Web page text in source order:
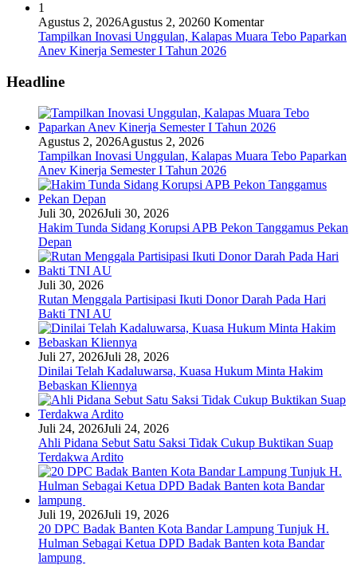
1
Agustus 2, 2026Agustus 2, 20260 Komentar
Tampilkan Inovasi Unggulan, Kalapas Muara Tebo Paparkan
Anev Kinerja Semester I Tahun 2026
Headline
Agustus 2, 2026Agustus 2, 2026
Tampilkan Inovasi Unggulan, Kalapas Muara Tebo Paparkan
Anev Kinerja Semester I Tahun 2026
Juli 30, 2026Juli 30, 2026
Hakim Tunda Sidang Korupsi APB Pekon Tanggamus Pekan
Depan
Juli 30, 2026
Rutan Menggala Partisipasi Ikuti Donor Darah Pada Hari
Bakti TNI AU
Juli 27, 2026Juli 28, 2026
Dinilai Telah Kadaluwarsa, Kuasa Hukum Minta Hakim
Bebaskan Kliennya
Juli 24, 2026Juli 24, 2026
Ahli Pidana Sebut Satu Saksi Tidak Cukup Buktikan Suap
Terdakwa Ardito
Juli 19, 2026Juli 19, 2026
20 DPC Badak Banten Kota Bandar Lampung Tunjuk H.
Hulman Sebagai Ketua DPD Badak Banten kota Bandar
lampung